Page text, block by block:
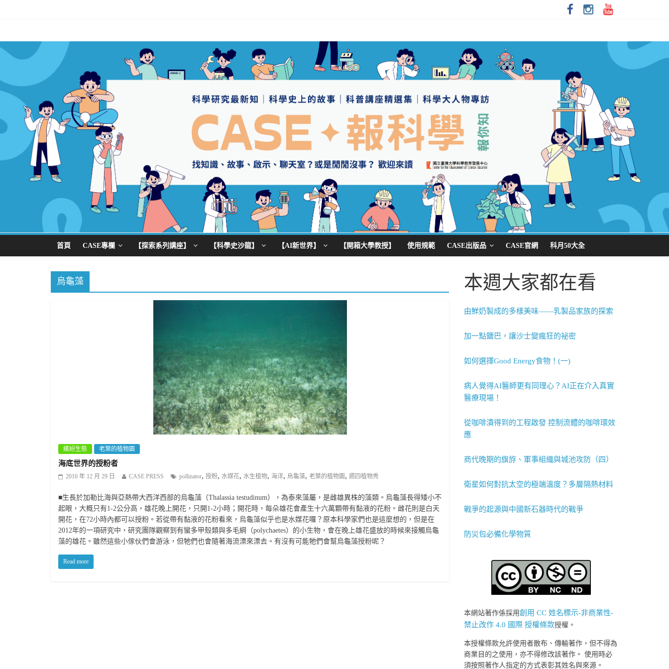
首頁 CASE專欄 【探索系列講座】 【科學史沙龍】 【AI新世界】 【開箱大學教授】 使用規範 CASE出版品 CASE官網 科月50大全
烏龜藻
繽紛生態 老葉的植物園
海底世界的授粉者
2016 年 12 月 29 日 CASE PRESS pollinator, 授粉, 水媒花, 水生植物, 海洋, 烏龜藻, 老葉的植物園 , 週四植物秀
■生長於加勒比海與亞熱帶大西洋西部的烏龜藻（Thalassia testudinum），為泰來藻屬，是雌雄異株的藻類。烏龜藻長得矮小不
起眼，大概只有1-2公分高，雄花晚上開花，只開1-2小時；開花時，每朵雄花會產生十六萬顆帶有黏液的花粉。雌花則是白天
開花，在72小時內都可以授粉。若從帶有黏液的花粉看來，烏龜藻似乎也是水媒花囉？原本科學家們也是這麼想的，但是在
2012年的一項研究中，研究團隊觀察到有蠻多甲殼類與多毛綱（polychaetes）的小生物，會在晚上雄花盛放的時候來接觸烏龜
藻的雄花。雖然這些小傢伙們會游泳，但牠們也會隨著海流漂來漂去。有沒有可能牠們會幫烏龜藻授粉呢？
Read more
本週大家都在看
由鮮奶製成的多樣美味——乳製品家族的探索
加一點鹽巴，讓沙士變瘋狂的祕密
如何選擇Good Energy食物！(一)
病人覺得AI醫師更有同理心？AI正在介入真實
醫療現場！
從咖啡漬得到的工程啟發 控制流體的咖啡環效
應
商代晚期的旗斿、軍事組織與城池攻防（四）
衛星如何對抗太空的極端溫度？多層隔熱材料
戰爭的起源與中國新石器時代的戰爭
防災包必備化學物質
本網站著作係採用創用 CC 姓名標示-非商業性-
禁止改作 4.0 國際 授權條款授權。
本授權條款允許使用者散布、傳輸著作，但不得為
商業目的之使用，亦不得修改該著作。 使用時必
須按照著作人指定的方式表彰其姓名與來源。